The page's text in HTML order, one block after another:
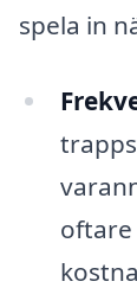
spela in
oftare